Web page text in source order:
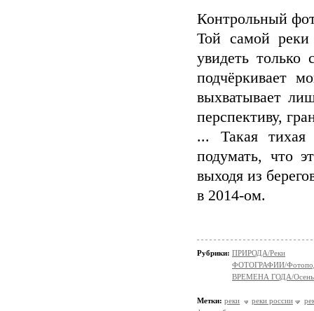
Контрольный
Той самой
увидеть
подчёркивает
выхватывает
перспективу,
... Такая
подумать, что
выходя из
в 2014-ом.
Рубрики: ПРИРОДА/Реки
ФОТОГРАФИИ/
ВРЕМЕНА ГОДА/Осень
Метки: реки реки россии